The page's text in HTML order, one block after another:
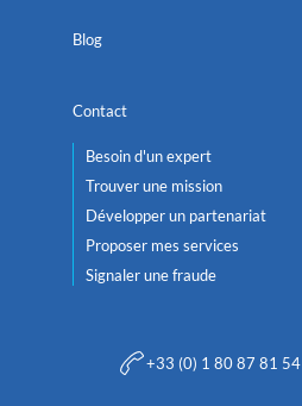
Blog
Contact
Besoin d'un expert
Trouver une mission
Développer un partenariat
Proposer mes services
Signaler une fraude
+33 (0) 1 80 87 81 54